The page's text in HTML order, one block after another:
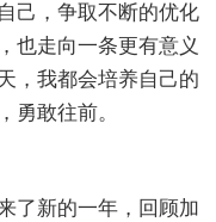
己，争取不断的优化
也走向一条更有意义
，我都会培养自己的
勇敢往前。
了新的一年，回顾加